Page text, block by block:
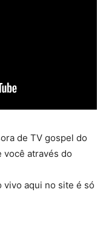
de TV gospel do
você através do
vivo aqui no site é só